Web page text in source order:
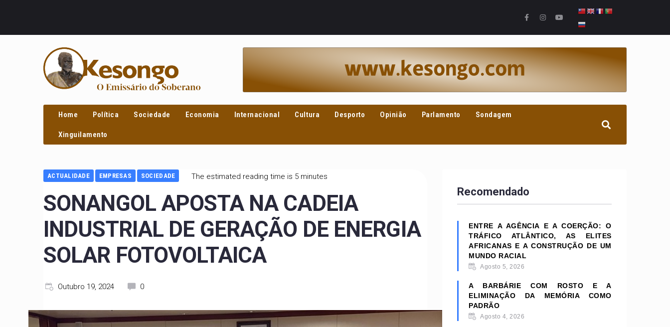
Home Política Sociedade Economia Internacional Cultura Desporto Opinião Parlamento Sondagem
Xinguilamento
ACTUALIDADE EMPRESAS SOCIEDADE The estimated reading time is 5 minutes
SONANGOL APOSTA NA CADEIA
INDUSTRIAL DE GERAÇÃO DE ENERGIA
SOLAR FOTOVOLTAICA
Outubro 19, 2024 0
Recomendado
ENTRE A AGÊNCIA E A COERÇÃO: O
TRÁFICO ATLÂNTICO, AS ELITES
AFRICANAS E A CONSTRUÇÃO DE UM
MUNDO RACIAL
Agosto 5, 2026
A BARBÁRIE COM ROSTO E A
ELIMINAÇÃO DA MEMÓRIA COMO
PADRÃO
Agosto 4, 2026
PROCURAR